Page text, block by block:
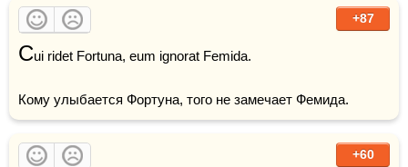
+87
Cui ridet Fortuna, eum ignorat Femida.
Кому улыбается Фортуна, того не замечает Фемида.
+60